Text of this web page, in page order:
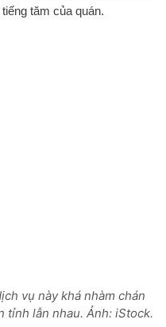
tăm của quán.
vụ này khá nhàm chán
tỉnh lẫn nhau. Ảnh: iStock.